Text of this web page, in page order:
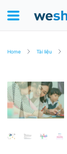
Home Tài liệu